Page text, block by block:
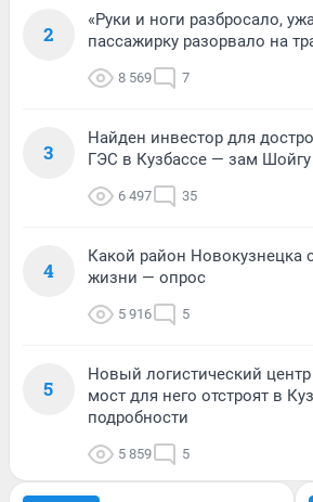
2
«Руки и ноги разбросало,
пассажирку разорвало на
8 569 7
3
Найден инвестор для
ГЭС в Кузбассе — зам Шойгу
6 497 35
4
Какой район Новокузнецка
жизни — опрос
5 916 5
5
Новый логистический
мост для него отстроят в
подробности
5 859 5